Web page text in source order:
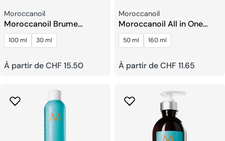
Fournisseur:
Moroccanoil
Moroccanoil Brume
Parfumée pour Cheveux et
Corps
100 ml 30 ml
Prix
À partir de CHF 15.50
Fournisseur:
Moroccanoil
Moroccanoil All in One
Leave-In Après-
shampoing
50 ml 160 ml
Prix
À partir de CHF 11.65